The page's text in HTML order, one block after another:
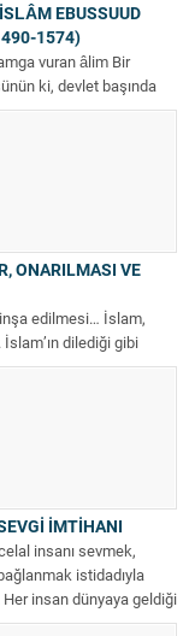
EBUSSUUD
1574)
vuran âlim Bir
ki, devlet başında
tarafından bile
ONARILMASI VE
edilmesi… İslam,
dilediği gibi
yıpranana yönelik bir
İMTİHANI
insanı sevmek,
istidadıyla
Her insan dünyaya geldiği
çeşitli...